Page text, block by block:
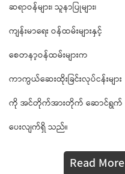
ဆရာဝန်များ၊ သူနာပြုများ၊
ကျန်းမာရေး ဝန်ထမ်းများနှင့်
စေတနာ့ဝန်ထမ်းများက
ကာကွယ်ဆေးထိုးခြင်းလုပ်ငန်းများ
ကို အင်တိုက်အားတိုက် ဆောင်ရွက်
ပေးလျက်ရှိ သည်။
Read More